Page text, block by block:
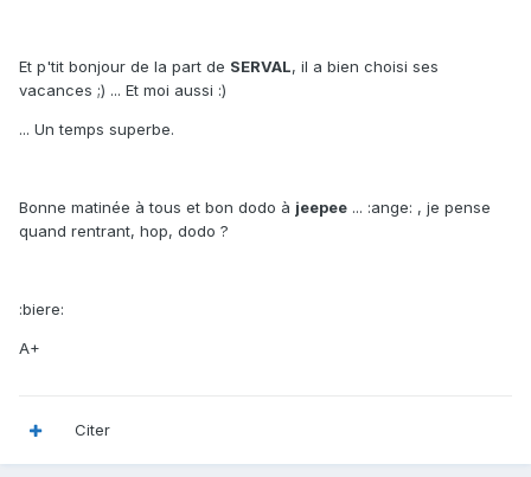
Et p'tit bonjour de la part de SERVAL, il a bien choisi ses
vacances ;) ... Et moi aussi :)
... Un temps superbe.
Bonne matinée à tous et bon dodo à jeepee ... :ange: , je pense
quand rentrant, hop, dodo ?
:biere:
A+
Citer